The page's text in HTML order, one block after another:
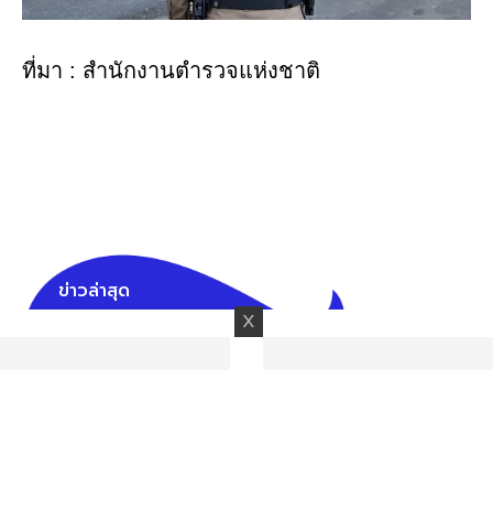
ที่มา : สำนักงานตำรวจแห่งชาติ
ข่าวล่าสุด